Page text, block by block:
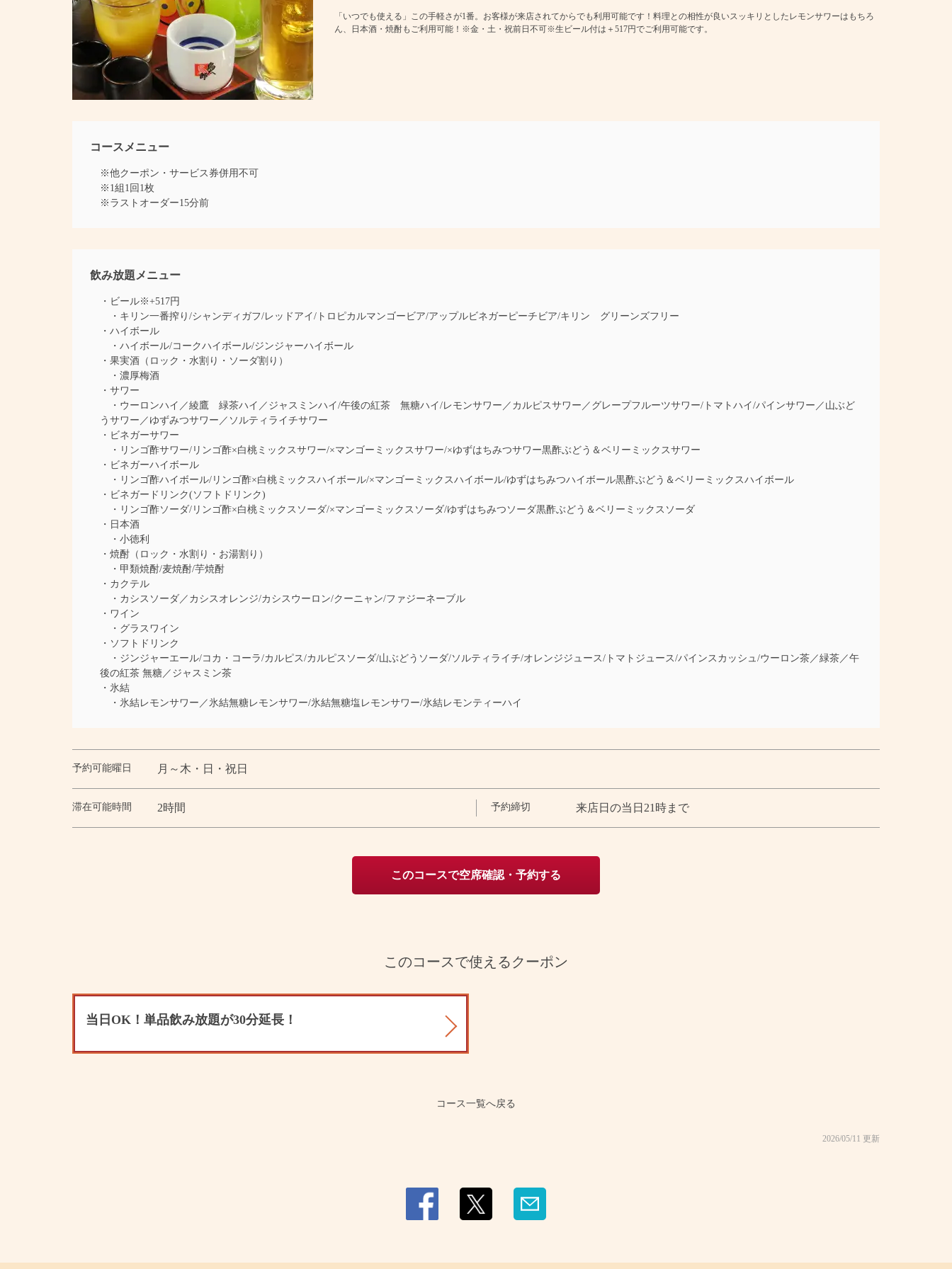
「いつでも使える」この手軽さが1番。お客様が来店されてからでも利用可能です！料理との相性が良いスッキリとしたレモンサワーはもちろ
ん、日本酒・焼酎もご利用可能！※金・土・祝前日不可※生ビール付は＋517円でご利用可能です。
コースメニュー
※他クーポン・サービス券併用不可
※1組1回1枚
※ラストオーダー15分前
飲み放題メニュー
・ビール※+517円
・キリン一番搾り/シャンディガフ/レッドアイ/トロピカルマンゴービア/アップルビネガーピーチビア/キリン グリーンズフリー
・ハイボール
・ハイボール/コークハイボール/ジンジャーハイボール
・果実酒（ロック・水割り・ソーダ割り）
・濃厚梅酒
・サワー
・ウーロンハイ／綾鷹 緑茶ハイ／ジャスミンハイ/午後の紅茶 無糖ハイ/レモンサワー／カルピスサワー／グレープフルーツサワー/トマトハイ/パインサワー／山ぶど
うサワー／ゆずみつサワー／ソルティライチサワー
・ビネガーサワー
・リンゴ酢サワー/リンゴ酢×白桃ミックスサワー/×マンゴーミックスサワー/×ゆずはちみつサワー黒酢ぶどう＆ベリーミックスサワー
・ビネガーハイボール
・リンゴ酢ハイボール/リンゴ酢×白桃ミックスハイボール/×マンゴーミックスハイボール/ゆずはちみつハイボール黒酢ぶどう＆ベリーミックスハイボール
・ビネガードリンク(ソフトドリンク)
・リンゴ酢ソーダ/リンゴ酢×白桃ミックスソーダ/×マンゴーミックスソーダ/ゆずはちみつソーダ黒酢ぶどう＆ベリーミックスソーダ
・日本酒
・小徳利
・焼酎（ロック・水割り・お湯割り）
・甲類焼酎/麦焼酎/芋焼酎
・カクテル
・カシスソーダ／カシスオレンジ/カシスウーロン/クーニャン/ファジーネーブル
・ワイン
・グラスワイン
・ソフトドリンク
・ジンジャーエール/コカ・コーラ/カルピス/カルピスソーダ/山ぶどうソーダ/ソルティライチ/オレンジジュース/トマトジュース/パインスカッシュ/ウーロン茶／緑茶／午
後の紅茶 無糖／ジャスミン茶
・氷結
・氷結レモンサワー／氷結無糖レモンサワー/氷結無糖塩レモンサワー/氷結レモンティーハイ
予約可能曜日 月～木・日・祝日
滞在可能時間 2時間 予約締切 来店日の当日21時まで
このコースで空席確認・予約する
このコースで使えるクーポン
当日OK！単品飲み放題が30分延長！
コース一覧へ戻る
2026/05/11 更新